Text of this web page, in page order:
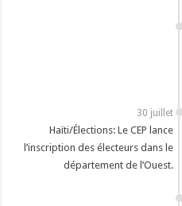
30 juillet
Haïti/Élections: Le CEP lance
l’inscription des électeurs dans le
département de l’Ouest.